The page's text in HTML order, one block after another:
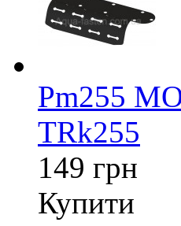
Pm255
TRk255
149 грн
Купити